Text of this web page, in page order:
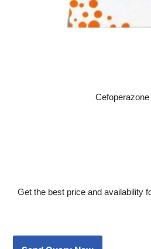
Get the best price and availability